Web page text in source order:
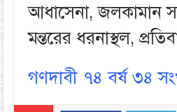
আধাসেনা, জলকামান
মন্তরের ধরনাস্থল,
গণদাবী ৭৪ বর্ষ ৩৪